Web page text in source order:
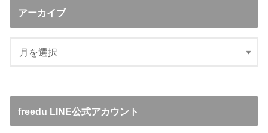
アーカイブ
freedu LINE公式アカウント